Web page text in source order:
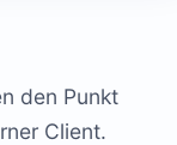
den Punkt
Client.